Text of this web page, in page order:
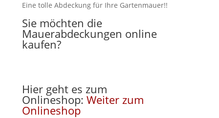
Eine tolle Abdeckung für Ihre Gartenmauer!!
Sie möchten die
Mauerabdeckungen online
kaufen?
Hier geht es zum
Onlineshop: Weiter zum
Onlineshop